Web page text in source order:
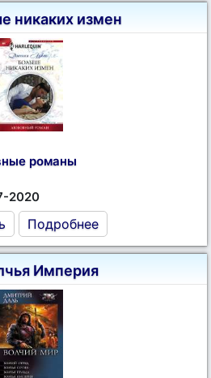
никаких измен
романы
2020
Подробнее
Империя